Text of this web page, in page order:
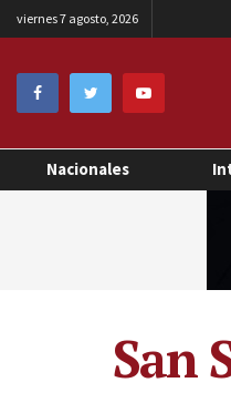
viernes 7 agosto, 2026
Nacionales
San